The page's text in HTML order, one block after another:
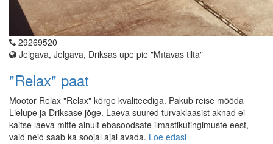
29269520
Jelgava, Jelgava, Driksas upē pie "Mītavas tilta"
"Relax" paat
Mootor Relax "Relax" kõrge kvaliteediga. Pakub reise mööda
Lielupe ja Driksase jõge. Laeva suured turvaklaasist aknad ei
kaitse laeva mitte ainult ebasoodsate ilmastikutingimuste eest,
vaid neid saab ka soojal ajal avada. Loe edasi